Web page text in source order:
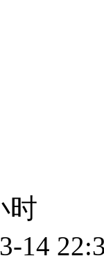
时
14